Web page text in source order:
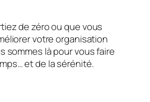
de zéro ou que vous
votre organisation
sommes là pour vous faire
et de la sérénité.